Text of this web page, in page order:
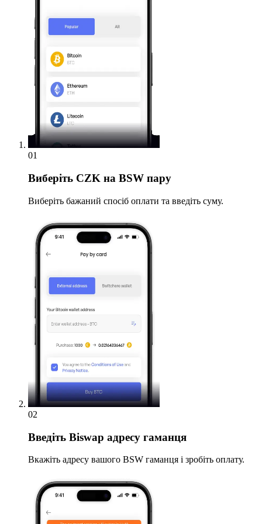
01
Виберіть CZK на BSW пару
Виберіть бажаний спосіб оплати та введіть суму.
02
Введіть Biswap адресу гаманця
Вкажіть адресу вашого BSW гаманця і зробіть оплату.